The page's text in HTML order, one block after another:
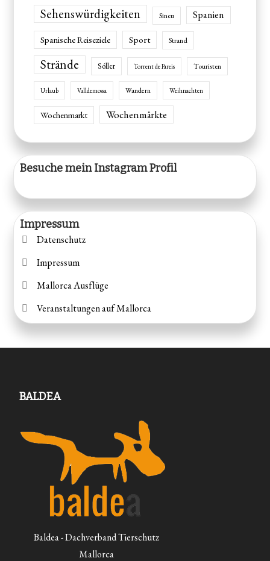
Sehenswürdigkeiten Sineu Spanien
Spanische Reiseziele Sport Strand
Strände Sóller Torrent de Pareis Touristen
Urlaub Valldemossa Wandern Weihnachten
Wochenmarkt Wochenmärkte
Besuche mein Instagram Profil
Impressum
Datenschutz
Impressum
Mallorca Ausflüge
Veranstaltungen auf Mallorca
BALDEA
Baldea - Dachverband Tierschutz
Mallorca